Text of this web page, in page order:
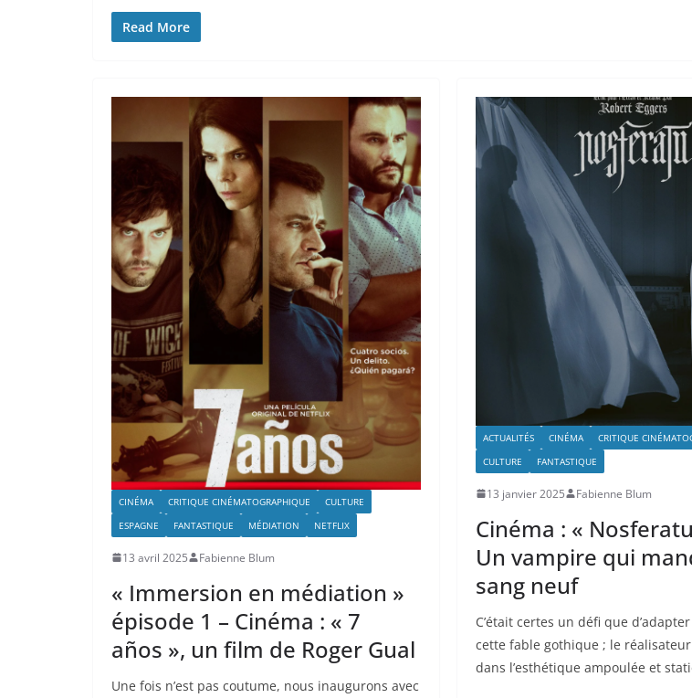
Read More
CINÉMA CRITIQUE CINÉMATOGRAPHIQUE
CULTURE
ESPAGNE
FANTASTIQUE MÉDIATION NETFLIX
13 avril 2025 Fabienne Blum
« Immersion en médiation »
épisode 1 – Cinéma : « 7
años », un film de Roger Gual
Une fois n’est pas coutume, nous inaugurons avec
ACTUALITÉS CINÉMA
CRITIQUE
CULTURE
FANTASTIQUE
13 janvier 2025 Fabienne Blum
Cinéma : «
Un vampire qui
sang neuf
C’était certes un défi que
cette fable gothique ; le réalisateur
dans l’esthétique ampoulée et